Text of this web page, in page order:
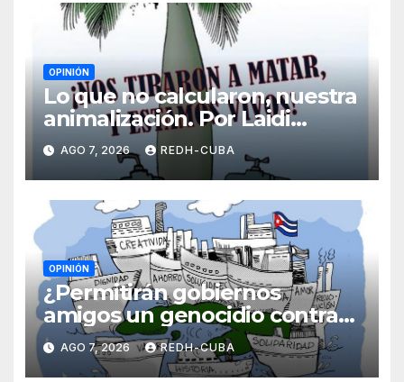
OPINIÓN
Lo que no calcularon, nuestra
animalización. Por Laidi
Fernández de Juan
AGO 7, 2026 REDH-CUBA
OPINIÓN
¿Permitirán gobiernos
amigos un genocidio contra
Cuba? Por Hedelberto López
Blanch
AGO 7, 2026 REDH-CUBA